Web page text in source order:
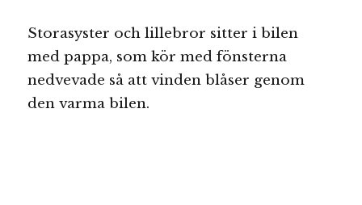
Storasyster och lillebror sitter i bilen
med pappa, som kör med fönsterna
nedvevade så att vinden blåser genom
den varma bilen.